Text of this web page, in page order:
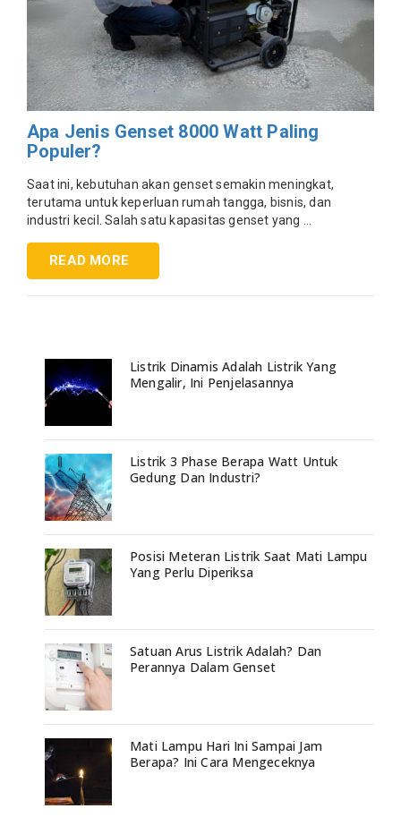
Apa Jenis Genset 8000 Watt Paling
Populer?
Saat ini, kebutuhan akan genset semakin meningkat,
terutama untuk keperluan rumah tangga, bisnis, dan
industri kecil. Salah satu kapasitas genset yang ...
READ MORE
Listrik Dinamis Adalah Listrik Yang
Mengalir, Ini Penjelasannya
Listrik 3 Phase Berapa Watt Untuk
Gedung Dan Industri?
Posisi Meteran Listrik Saat Mati Lampu
Yang Perlu Diperiksa
Satuan Arus Listrik Adalah? Dan
Perannya Dalam Genset
Mati Lampu Hari Ini Sampai Jam
Berapa? Ini Cara Mengeceknya